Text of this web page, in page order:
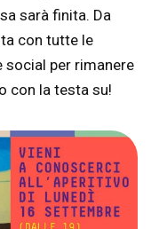
sarà finita. Da
con tutte le
social per rimanere
con la testa su!